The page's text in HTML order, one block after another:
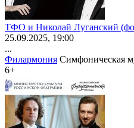
ТФО и Николай Луганский
25.09.2025, 19:00
...
Филармония Симфоническая
6+